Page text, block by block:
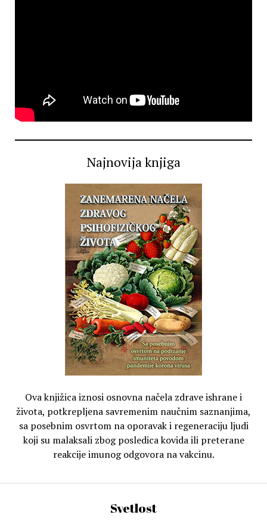
Najnovija knjiga
Ova knjižica iznosi osnovna načela zdrave ishrane i
života, potkrepljena savremenim naučnim saznanjima,
sa posebnim osvrtom na oporavak i regeneraciju ljudi
koji su malaksali zbog posledica kovida ili preterane
reakcije imunog odgovora na vakcinu.
Svetlost